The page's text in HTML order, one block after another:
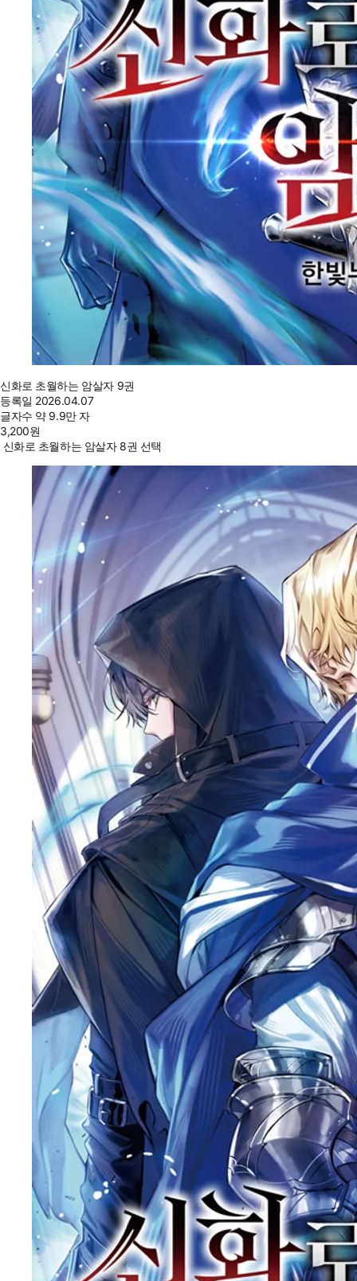
신화로 초월하는 암살자 9권
등록일 2026.04.07
글자수 약 9.9만 자
3,200원
신화로 초월하는 암살자 8권 선택